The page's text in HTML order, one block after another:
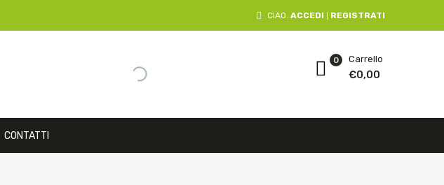
CIAO. ACCEDI REGISTRATI
Carrello
€0,00
0
CONTATTI